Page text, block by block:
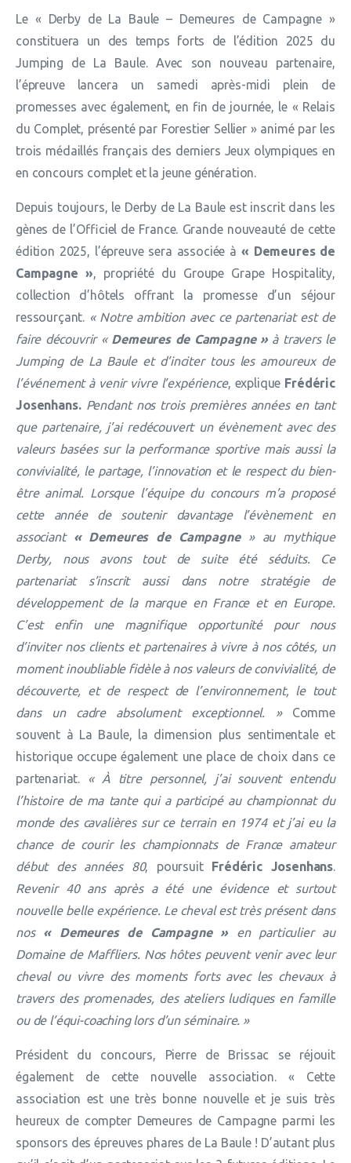
Le « Derby de La Baule – Demeures de Campagne »
constituera un des temps forts de l’édition 2025 du
Jumping de La Baule. Avec son nouveau partenaire,
l’épreuve lancera un samedi après-midi plein de
promesses avec également, en fin de journée, le « Relais
du Complet, présenté par Forestier Sellier » animé par les
trois médaillés français des derniers Jeux olympiques en
en concours complet et la jeune génération.
Depuis toujours, le Derby de La Baule est inscrit dans les
gènes de l’Officiel de France. Grande nouveauté de cette
édition 2025, l’épreuve sera associée à « Demeures de
Campagne », propriété du Groupe Grape Hospitality,
collection d’hôtels offrant la promesse d’un séjour
ressourçant. « Notre ambition avec ce partenariat est de
faire découvrir « Demeures de Campagne »à travers le
Jumping de La Baule et d’inciter tous les amoureux de
l’événement à venir vivre l’expérience, explique Frédéric
Josenhans. Pendant nos trois premières années en tant
que partenaire, j’ai redécouvert un évènement avec des
valeurs basées sur la performance sportive mais aussi la
convivialité, le partage, l’innovation et le respect du bien-
être animal. Lorsque l’équipe du concours m’a proposé
cette année de soutenir davantage l’évènement en
associant « Demeures de Campagne» au mythique
Derby, nous avons tout de suite été séduits. Ce
partenariat s’inscrit aussi dans notre stratégie de
développement de la marque en France et en Europe.
C’est enfin une magnifique opportunité pour nous
d’inviter nos clients et partenaires à vivre à nos côtés, un
moment inoubliable fidèle à nos valeurs de convivialité, de
découverte, et de respect de l’environnement, le tout
dans un cadre absolument exceptionnel. »Comme
souvent à La Baule, la dimension plus sentimentale et
historique occupe également une place de choix dans ce
partenariat. « À titre personnel, j’ai souvent entendu
l’histoire de ma tante qui a participé au championnat du
monde des cavalières sur ce terrain en 1974 et j’ai eu la
chance de courir les championnats de France amateur
début des années 80, poursuit Frédéric Josenhans.
Revenir 40 ans après a été une évidence et surtout
nouvelle belle expérience. Le cheval est très présent dans
nos « Demeures de Campagne » en particulier au
Domaine de Maffliers. Nos hôtes peuvent venir avec leur
cheval ou vivre des moments forts avec les chevaux à
travers des promenades, des ateliers ludiques en famille
ou de l’équi-coaching lors d’un séminaire. »
Président du concours, Pierre de Brissac se réjouit
également de cette nouvelle association. « Cette
association est une très bonne nouvelle et je suis très
heureux de compter Demeures de Campagne parmi les
sponsors des épreuves phares de La Baule ! D’autant plus